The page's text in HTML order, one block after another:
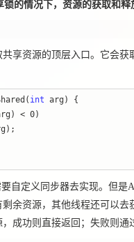
的情况下，资源的获取和释
资源的顶层入口。它会获
int
< 0
要自定义同步器去实现。但
余资源，其他线程还可以去
成功则直接返回；失败则通